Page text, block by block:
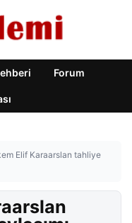
Forum
Elif Karaarslan tahliye